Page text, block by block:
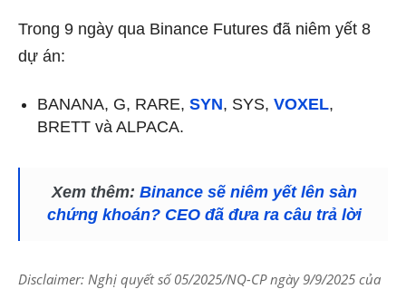
Trong 9 ngày qua Binance Futures đã niêm yết 8
dự án:
BANANA, G, RARE, SYN, SYS, VOXEL,
BRETT và ALPACA.
Xem thêm: Binance sẽ niêm yết lên sàn
chứng khoán? CEO đã đưa ra câu trả lời
Disclaimer: Nghị quyết số 05/2025/NQ-CP ngày 9/9/2025 của